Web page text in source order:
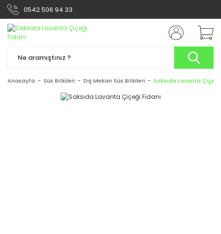
0542 506 94 33
Anasayfa Süs Bitkileri Dış Mekan Süs Bitkileri Saksıda Lavanta Çiçeği